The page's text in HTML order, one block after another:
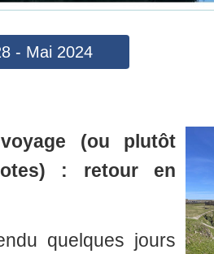
- Mai 2024
(ou plutôt
: retour en
quelques jours